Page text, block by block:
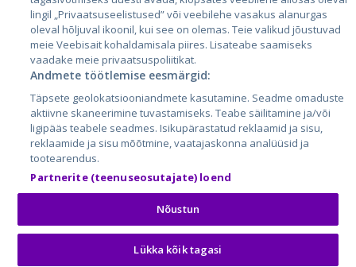
City24.lv
City24.ee
GetaPro.lv
GetaPro.ee
Skelbiu.lt
Autoplius.lt
Aruodas.lt
CVbankas.lt
Kainos.lt
Paslaugos.lt
auto24.ee
Osta.ee
KuldneBörs.ee
lingil „Privaatsuseelistused” või veebilehe vasakus alanurgas
oleval hõljuval ikoonil, kui see on olemas. Teie valikud jõustuvad
meie Veebisait kohaldamisala piires. Lisateabe saamiseks
vaadake meie privaatsuspoliitikat.
Andmete töötlemise eesmärgid:
Täpsete geolokatsiooniandmete kasutamine. Seadme omaduste
aktiivne skaneerimine tuvastamiseks. Teabe säilitamine ja/või
ligipääs teabele seadmes. Isikupärastatud reklaamid ja sisu,
reklaamide ja sisu mõõtmine, vaatajaskonna analüüsid ja
tootearendus.
Partnerite (teenuseosutajate) loend
Nõustun
Lükka kõik tagasi